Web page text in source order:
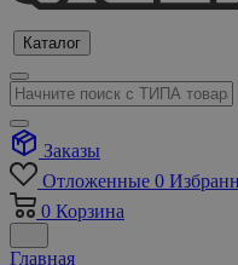
Каталог
Заказы
Отложенные 0
0 Корзина
Главная